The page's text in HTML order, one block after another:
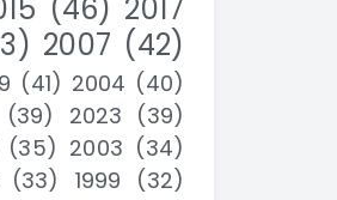
(46) 2017
2007 (42)
(41) 2004 (40)
(39) 2023 (39)
(35) 2003 (34)
(33) 1999
(32)